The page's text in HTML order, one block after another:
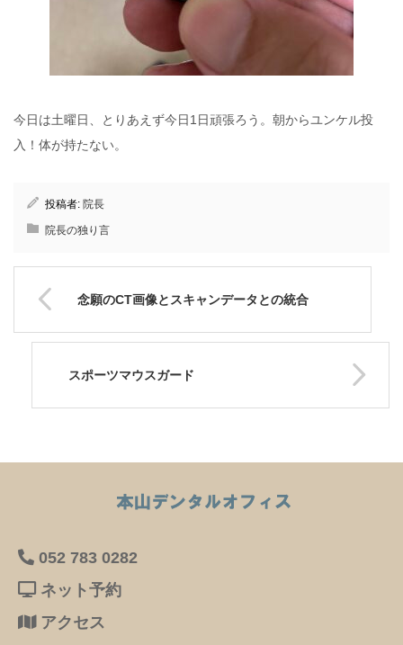
今日は土曜日、とりあえず今日1日頑張ろう。朝からユンケル投
入！体が持たない。
投稿者: 院長
院長の独り言
念願のCT画像とスキャンデータとの統合
スポーツマウスガード
052 783 0282
ネット予約
アクセス